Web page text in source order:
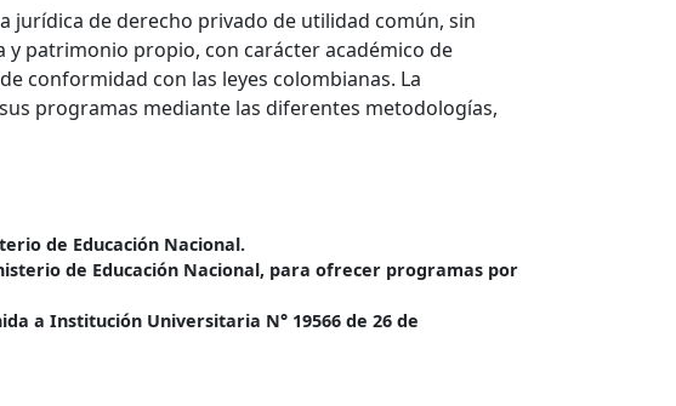
jurídica de derecho privado de utilidad común, sin
patrimonio propio, con carácter académico de
conformidad con las leyes colombianas. La
programas mediante las diferentes metodologías,
de Educación Nacional.
de Educación Nacional, para ofrecer programas por
a Institución Universitaria N° 19566 de 26 de